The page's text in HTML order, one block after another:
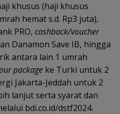
khusus (haji khusus
hemat s.d. Rp3 juta),
PRO, cashback/voucher
Danamon Save IB, hingga
antara lain 1 umrah
package ke Turki untuk 2
Jakarta-Jeddah untuk 2
lanjut serta syarat dan
bdi.co.id/dstf2024.